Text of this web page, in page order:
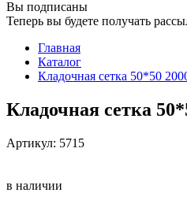
Вы подписаны
Теперь вы будете получать
Главная
Каталог
Кладочная сетка 50*50
Кладочная сетка
Артикул: 5715
в наличии